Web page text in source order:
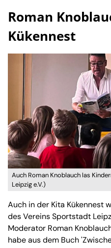
Roman
Kükennest
Auch Roman Knoblauch las
Leipzig e.V.)
Auch in der Kita Kükennest
des Vereins Sportstadt
Moderator Roman
habe aus dem Buch